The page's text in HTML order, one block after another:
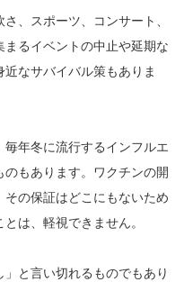
、スポーツ、コンサート、
るイベントの中止や延期な
なサバイバル策もありま
年冬に流行するインフルエ
もあります。ワクチンの開
の保証はどこにもないため
は、軽視できません。
と言い切れるものでもあり